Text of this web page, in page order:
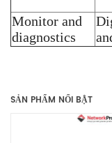
Monitor and
diagnostics
Hãy là người đầu
Ports 10/100/1000, 4
SẢN PHẨM NỔI BẬT